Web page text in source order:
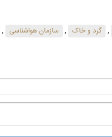
, گرد و خاک , سازمان هواشناسی ,